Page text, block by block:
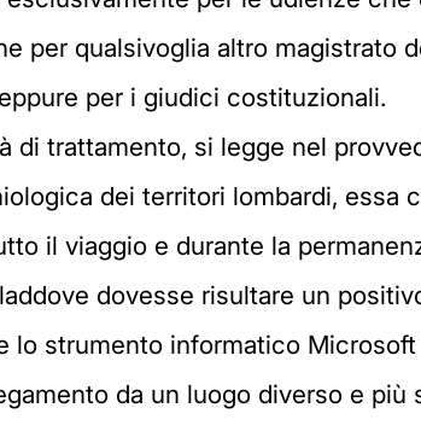
per qualsivoglia altro magistrato
per i giudici costituzionali.
di trattamento, si legge nel
dei territori lombardi, essa
il viaggio e durante la
dovesse risultare un
strumento informatico
da un luogo diverso e